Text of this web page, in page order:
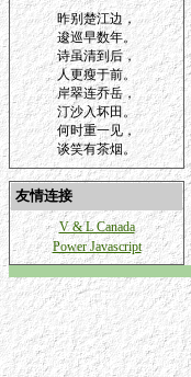
昨别楚江边，
逡巡早数年。
诗虽清到后，
人更瘦于前。
岸翠连乔岳，
汀沙入坏田。
何时重一见，
谈笑有茶烟。
友情连接
V & L Canada
Power Javascript